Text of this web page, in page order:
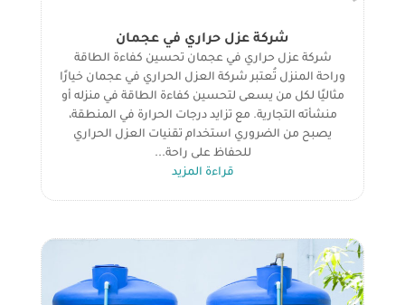
شركة عزل حراري في عجمان
شركة عزل حراري في عجمان تحسين كفاءة الطاقة
وراحة المنزل تُعتبر شركة العزل الحراري في عجمان خيارًا
مثاليًا لكل من يسعى لتحسين كفاءة الطاقة في منزله أو
منشأته التجارية. مع تزايد درجات الحرارة في المنطقة،
يصبح من الضروري استخدام تقنيات العزل الحراري
للحفاظ على راحة...
قراءة المزيد